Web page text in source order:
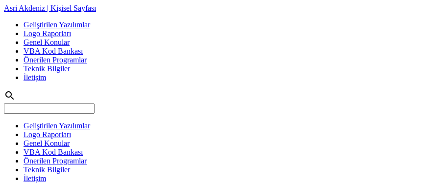
Asri Akdeniz | Kişisel Sayfası
Geliştirilen Yazılımlar
Logo Raporları
Genel Konular
VBA Kod Bankası
Önerilen Programlar
Teknik Bilgiler
İletişim
search
Geliştirilen Yazılımlar
Logo Raporları
Genel Konular
VBA Kod Bankası
Önerilen Programlar
Teknik Bilgiler
İletişim